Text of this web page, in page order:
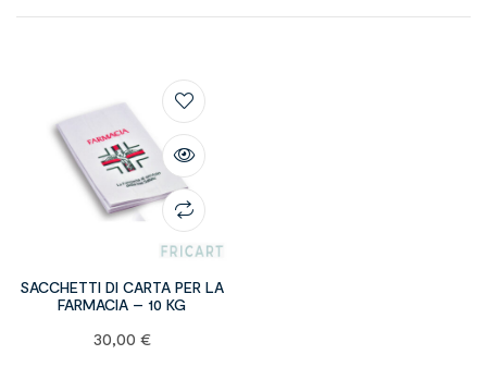
SACCHETTI DI CARTA PER LA
FARMACIA – 10 KG
30,00 €